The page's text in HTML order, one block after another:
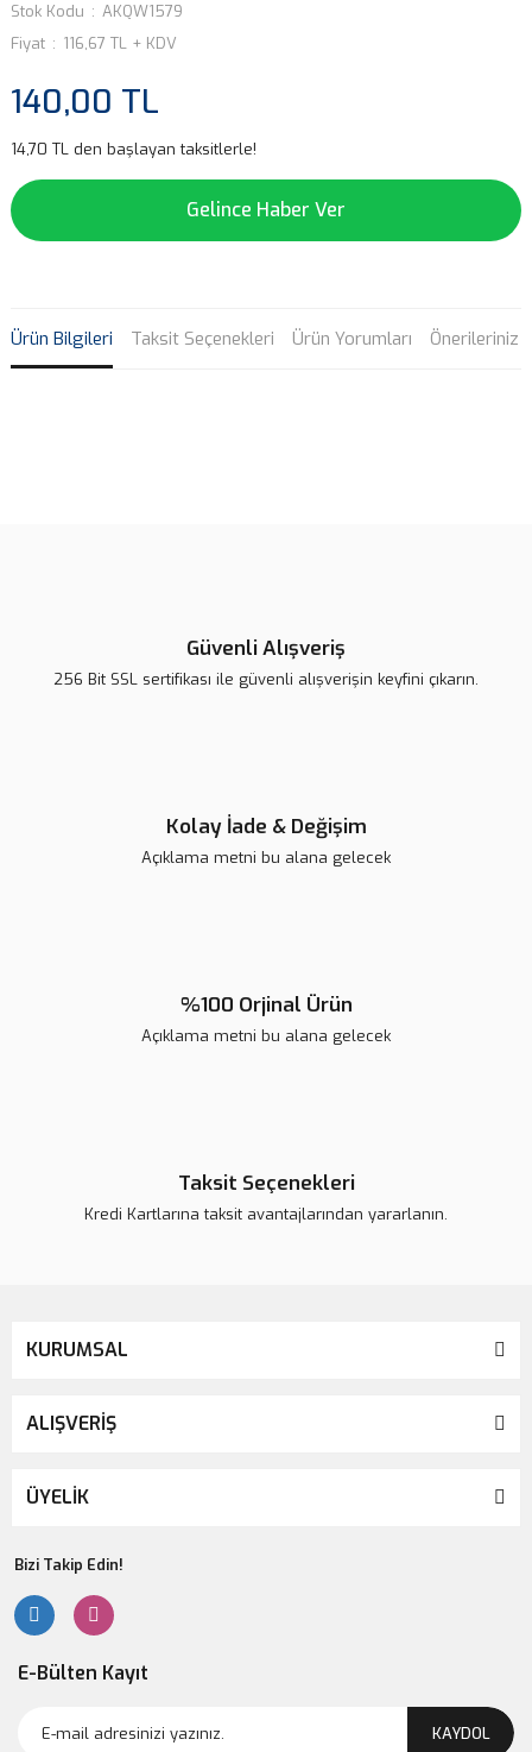
Stok Kodu
AKQW1579
Fiyat
116,67 TL + KDV
140,00 TL
14,70 TL den başlayan taksitlerle!
Gelince Haber Ver
Ürün Bilgileri Taksit Seçenekleri Ürün Yorumları Önerileriniz
Güvenli Alışveriş
256 Bit SSL sertifikası ile güvenli alışverişin keyfini çıkarın.
Kolay İade & Değişim
Açıklama metni bu alana gelecek
%100 Orjinal Ürün
Açıklama metni bu alana gelecek
Taksit Seçenekleri
Kredi Kartlarına taksit avantajlarından yararlanın.
KURUMSAL
ALIŞVERİŞ
ÜYELİK
Bizi Takip Edin!
E-Bülten Kayıt
KAYDOL